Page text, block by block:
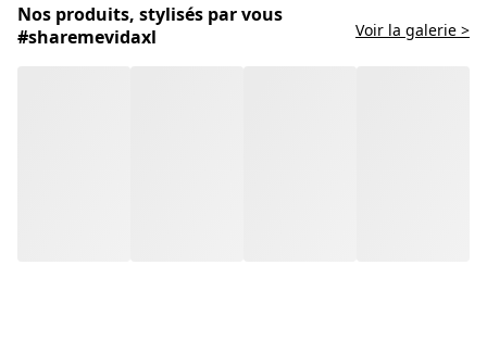
Nos produits, stylisés par vous
#sharemevidaxl
Voir la galerie >